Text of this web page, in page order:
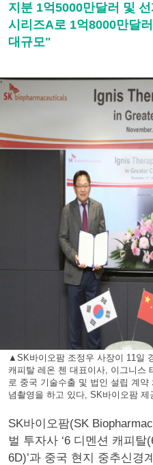
지분 1억5000만달러 및
시리즈A로 1억8000만달
대규모"
▲SK바이오팜 조정우 사장이 11일
캐피탈 레온 첸 대표이사, 이그니스
로 중국 기술수출 및 법인 설립 계
념촬영을 하고 있다, SK바이오팜 제
SK바이오팜(SK
벌 투자사 ‘6 디멘션 캐피탈
6D)’과 중국 현지 중추신경